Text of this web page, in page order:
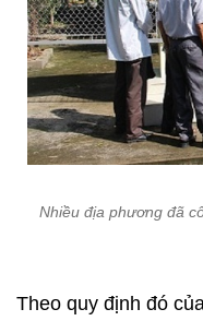
Nhiều địa phương đã
Theo quy định đó